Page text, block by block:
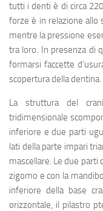
tutti i denti è di circa
forze è in relazione allo
mentre la pressione
tra loro. In presenza di
formarsi faccette
scopertura della dentina.
La struttura del
tridimensionale
inferiore e due parti
lati della parte impari
mascellare. Le due parti
zigomo e con la
inferiore della base
orizzontale, il pilastro